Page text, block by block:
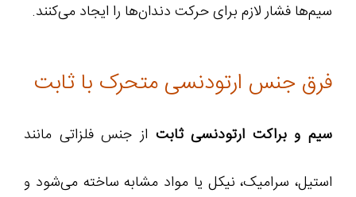
سیم‌ها فشار لازم برای حرکت دندان‌ها را ایجاد می‌کنند.
فرق جنس ارتودنسی متحرک با ثابت
سیم و براکت ارتودنسی ثابت از جنس فلزاتی مانند
استیل، سرامیک، نیکل یا مواد مشابه ساخته می‌شود و